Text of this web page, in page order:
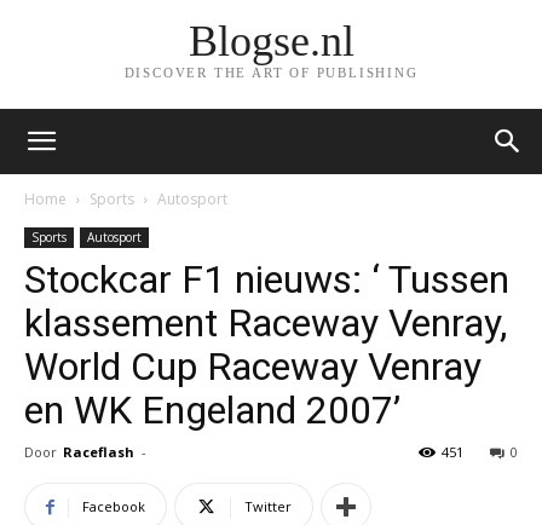
Blogse.nl
DISCOVER THE ART OF PUBLISHING
Home Sports Autosport
Sports Autosport
Stockcar F1 nieuws: ‘ Tussen
klassement Raceway Venray,
World Cup Raceway Venray
en WK Engeland 2007’
Door Raceflash - 0
451
Facebook Twitter